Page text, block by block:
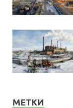
МЕТКИ